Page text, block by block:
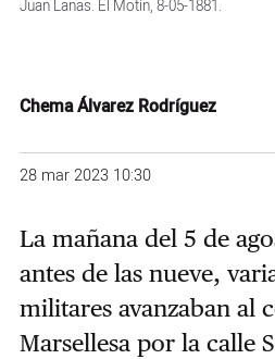
Juan Lanas. El Motín, 8-05-1881.
Chema Álvarez Rodríguez
28 mar 2023 10:30
La mañana del 5 de
antes de las nueve,
militares avanzaban al
Marsellesa por la calle